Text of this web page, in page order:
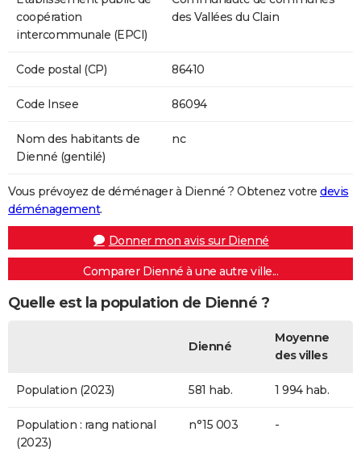
coopération
intercommunale (EPCI)
des Vallées du Clain
Code postal (CP) 86410
Code Insee 86094
Nom des habitants de
Dienné (gentilé)
nc
Vous prévoyez de déménager à Dienné ? Obtenez votre devis
déménagement.
Donner mon avis sur Dienné
Comparer Dienné à une autre ville...
Quelle est la population de Dienné ?
Dienné
Moyenne
des villes
Population (2023) 581 hab. 1 994 hab.
Population : rang national
(2023)
n°15 003 -